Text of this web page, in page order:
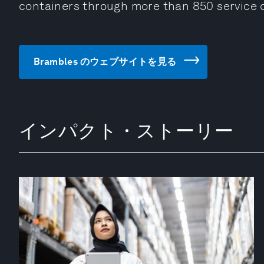
containers through more than 850 service
Brambles のウェブサイトを見る
インパクト・ストーリー